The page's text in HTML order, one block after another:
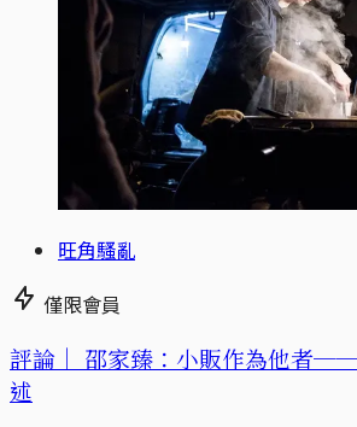
旺角騷亂
僅限會員
評論｜ 邵家臻：小販作為他者
述